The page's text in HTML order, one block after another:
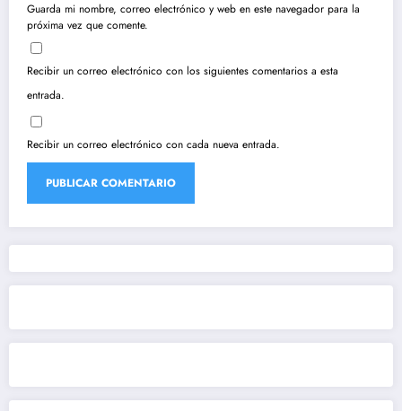
Guarda mi nombre, correo electrónico y web en este navegador para la
próxima vez que comente.
Recibir un correo electrónico con los siguientes comentarios a esta
entrada.
Recibir un correo electrónico con cada nueva entrada.